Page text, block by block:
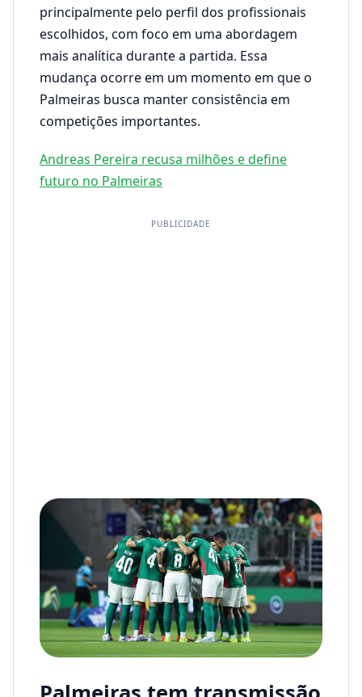
principalmente pelo perfil dos profissionais
escolhidos, com foco em uma abordagem
mais analítica durante a partida. Essa
mudança ocorre em um momento em que o
Palmeiras busca manter consistência em
competições importantes.
Andreas Pereira recusa milhões e define
futuro no Palmeiras
PUBLICIDADE